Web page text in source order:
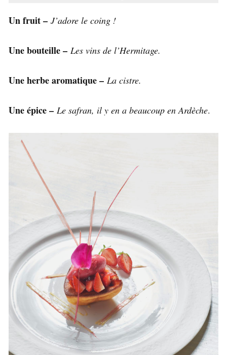
Un fruit – J’adore le coing !
Une bouteille – Les vins de l’Hermitage.
Une herbe aromatique – La cistre.
Une épice – Le safran, il y en a beaucoup en Ardèche.